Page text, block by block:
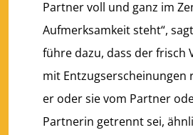
Partner voll und ganz im
Aufmerksamkeit steht“,
führe dazu, dass der frisch
mit Entzugserscheinungen
er oder sie vom Partner
Partnerin getrennt sei,